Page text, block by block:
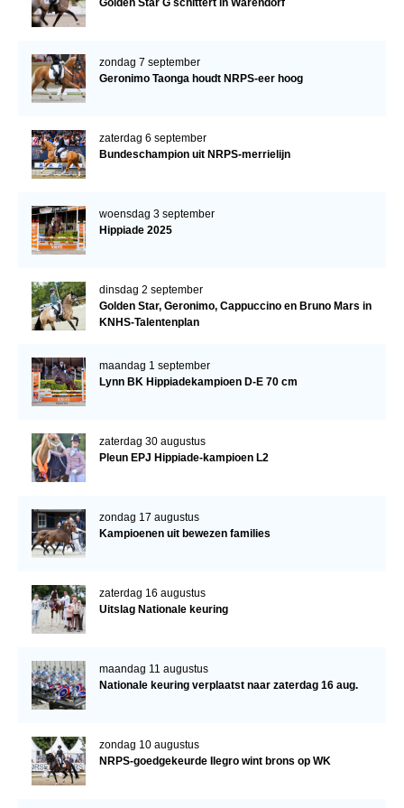
Golden Star G schittert in Warendorf
zondag 7 september
Geronimo Taonga houdt NRPS-eer hoog
zaterdag 6 september
Bundeschampion uit NRPS-merrielijn
woensdag 3 september
Hippiade 2025
dinsdag 2 september
Golden Star, Geronimo, Cappuccino en Bruno Mars in
KNHS-Talentenplan
maandag 1 september
Lynn BK Hippiadekampioen D-E 70 cm
zaterdag 30 augustus
Pleun EPJ Hippiade-kampioen L2
zondag 17 augustus
Kampioenen uit bewezen families
zaterdag 16 augustus
Uitslag Nationale keuring
maandag 11 augustus
Nationale keuring verplaatst naar zaterdag 16 aug.
zondag 10 augustus
NRPS-goedgekeurde Ilegro wint brons op WK